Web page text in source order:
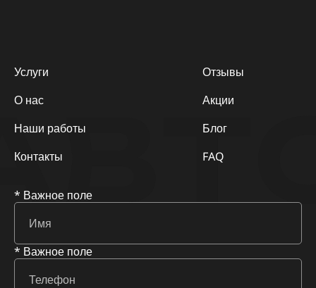
Услуги
О нас
Наши работы
Контакты
Отзывы
Акции
Блог
FAQ
* Важное поле
* Важное поле